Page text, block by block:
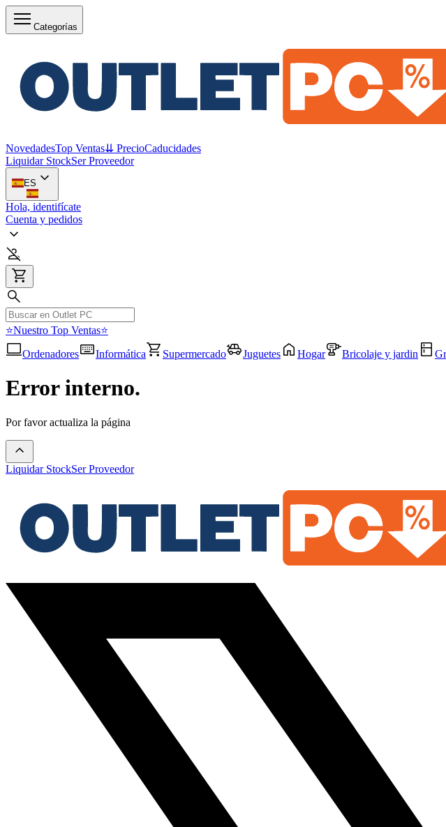
Categorías
NovedadesTop Ventas⇊ PrecioCaducidades
Liquidar StockSer Proveedor
ES
Hola, identifícate
Cuenta y pedidos
⭐Nuestro Top Ventas⭐
Ordenadores
Informática Supermercado Juguetes Hogar Bricolaje y jardin
Error interno.
Por favor actualiza la página
Liquidar StockSer Proveedor